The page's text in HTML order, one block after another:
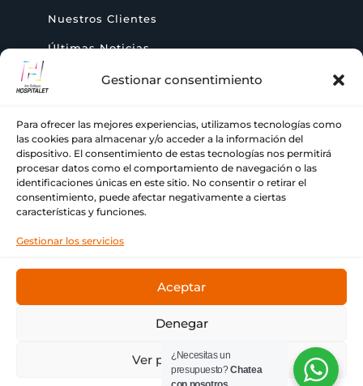
Gestionar consentimiento
Para ofrecer las mejores experiencias, utilizamos tecnologías como
las cookies para almacenar y/o acceder a la información del
dispositivo. El consentimiento de estas tecnologías nos permitirá
procesar datos como el comportamiento de navegación o las
identificaciones únicas en este sitio. No consentir o retirar el
consentimiento, puede afectar negativamente a ciertas
características y funciones.
Gestionar los servicios
Aceptar
Denegar
Ver preferencias
Nuestros Clientes
Últimas Noticias
 + 34 933 776 255
 ch@comercialhospitalet.com
Cornellà de Llobregat, Barcelona
siempre.
¿Necesitas un
presupuesto?Chatea